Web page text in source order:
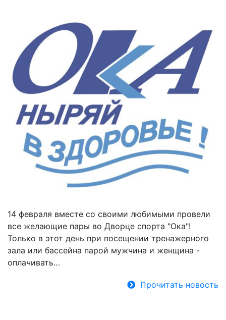
14 февраля вместе со своими любимыми провели
все желающие пары во Дворце спорта "Ока"!
Только в этот день при посещении тренажерного
зала или бассейна парой мужчина и женщина -
оплачивать…
Прочитать новость